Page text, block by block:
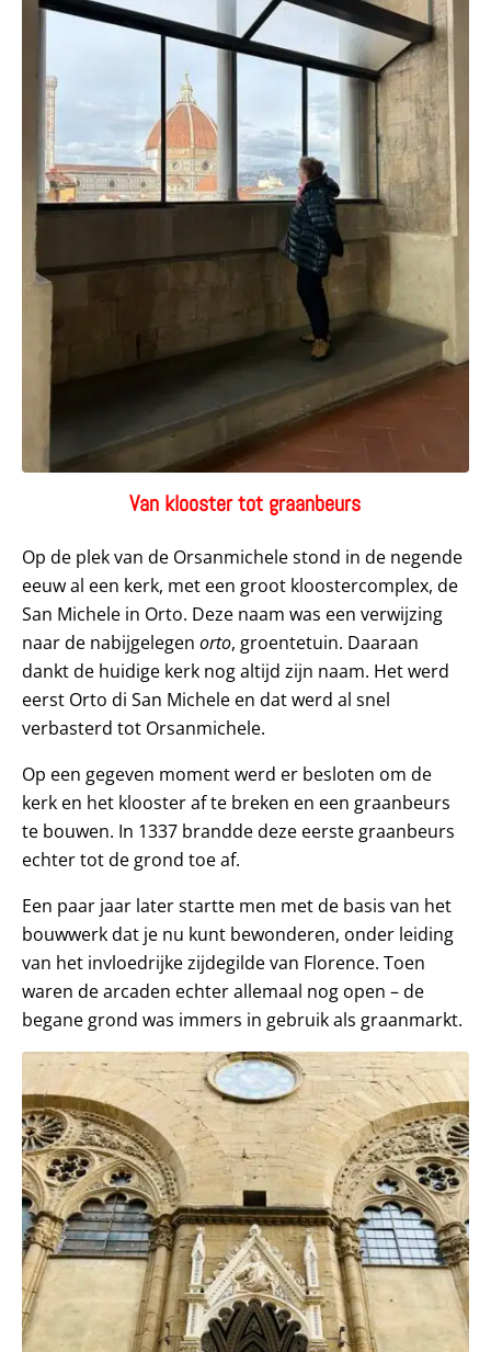
Van klooster tot graanbeurs
Op de plek van de Orsanmichele stond in de negende
eeuw al een kerk, met een groot kloostercomplex, de
San Michele in Orto. Deze naam was een verwijzing
naar de nabijgelegen orto, groentetuin. Daaraan
dankt de huidige kerk nog altijd zijn naam. Het werd
eerst Orto di San Michele en dat werd al snel
verbasterd tot Orsanmichele.
Op een gegeven moment werd er besloten om de
kerk en het klooster af te breken en een graanbeurs
te bouwen. In 1337 brandde deze eerste graanbeurs
echter tot de grond toe af.
Een paar jaar later startte men met de basis van het
bouwwerk dat je nu kunt bewonderen, onder leiding
van het invloedrijke zijdegilde van Florence. Toen
waren de arcaden echter allemaal nog open – de
begane grond was immers in gebruik als graanmarkt.